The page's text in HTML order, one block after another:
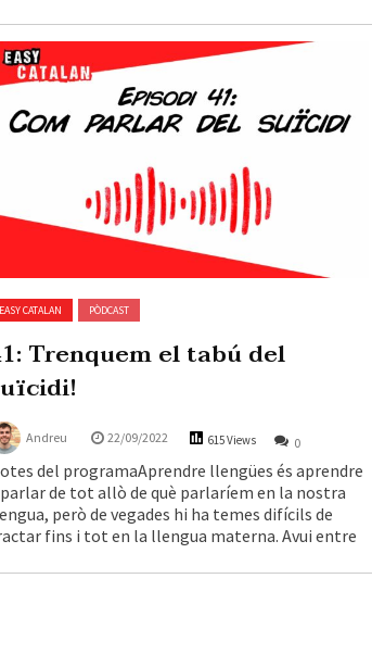
EASY CATALAN PÒDCAST
Trenquem el tabú del
Andreu 22/09/2022 615 Views 0
del programaAprendre llengües és aprendre
de tot allò de què parlaríem en la nostra
però de vegades hi ha temes difícils de
fins i tot en la llengua materna. Avui entre